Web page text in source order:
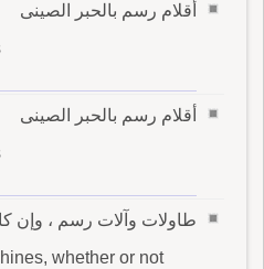
أقلام رسم بالحبر الصينى
أقلام رسم بالحبر الصينى
طاولات وآلات رسم ، وإن
whether or not